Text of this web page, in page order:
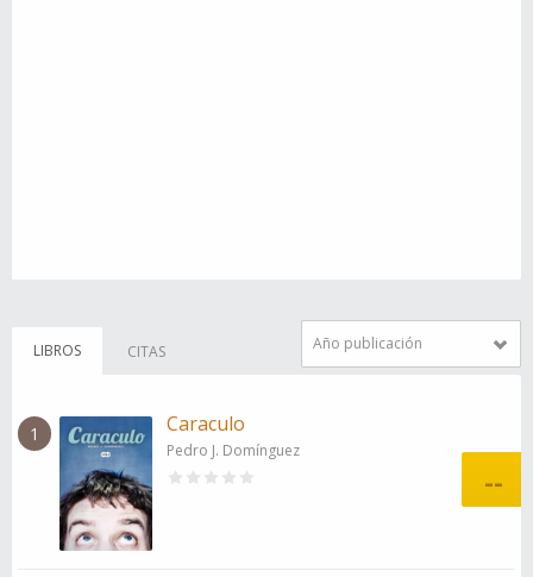
LIBROS CITAS Año publicación
1 Caraculo
Pedro J. Domínguez
--